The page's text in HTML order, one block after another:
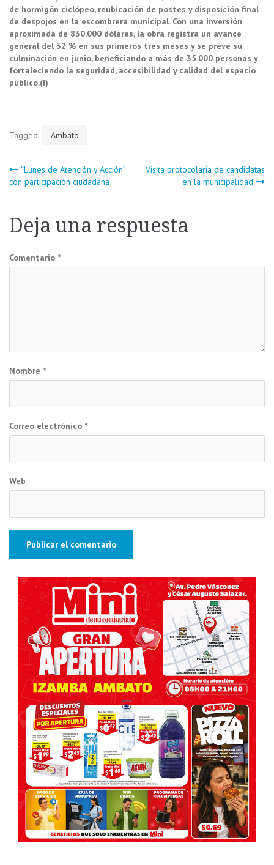
de hormigón ciclópeo, reubicación de postes y disposición final
de despojos en la escombrera municipal. Con una inversión
aproximada de 830.000 dólares, la obra registra un avance
general del 32 % en sus primeros tres meses y se prevé su
culminación en junio, beneficiando a más de 35.000 personas y
fortaleciendo la seguridad, accesibilidad y calidad del espacio
público.(I)
Tagged Ambato
Navegación
entradas
“Lunes de Atención y Acción”
con participación ciudadana
Visita protocolaria de candidatas
en la municipalidad
Deja una respuesta
Comentario *
Nombre *
Correo electrónico *
Web